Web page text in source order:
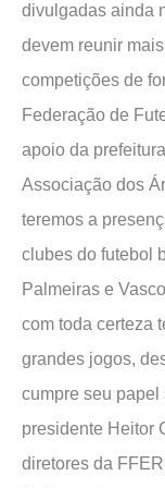
divulgadas ainda
devem reunir
competições de
Federação de
apoio da
Associação dos
teremos a
clubes do futebol
Palmeiras e
com toda certeza
grandes jogos,
cumpre seu
presidente Heitor
diretores da